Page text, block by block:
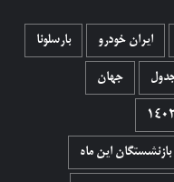
ایران خودرو بارسلونا
جهان
این ماه